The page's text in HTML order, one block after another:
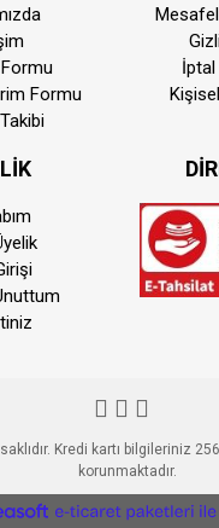
Formu
İptal
Kredi kartı bilgileriniz
korunmaktadır.
ideasoft
e-